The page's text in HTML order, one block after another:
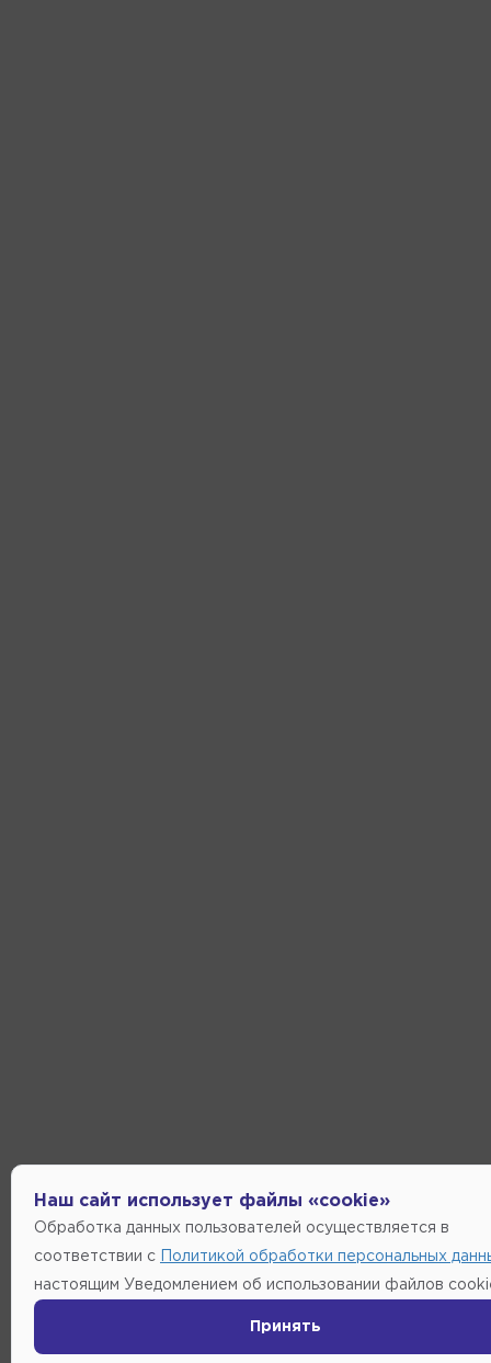
Наш сайт использует файлы «cookie»
Обработка данных пользователей осуществляется в
соответствии с Политикой обработки персональных
настоящим Уведомлением об использовании файлов
Принять